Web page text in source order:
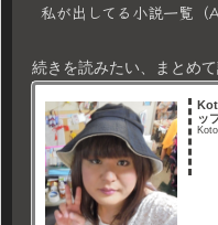
私が出してる小説一覧（
続きを読みたい、まとめ
ッ